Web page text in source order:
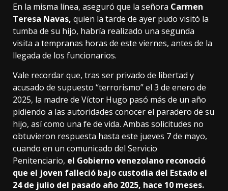
En la misma línea, aseguró que la señora Carmen
Teresa Navas, quien la tarde de ayer pudo visitó la
tumba de su hijo, habría realizado una segunda
visita a tempranas horas de este viernes, antes de la
llegada de los funcionarios.
Vale recordar que, tras ser privado de libertad y
acusado de supuesto “terrorismo” el 3 de enero de
2025, la madre de Víctor Hugo pasó más de un año
pidiendo a las autoridades conocer el paradero de su
hijo, así como una fe de vida. Ambas solicitudes no
obtuvieron respuesta hasta este jueves 7 de mayo,
cuando en un comunicado del Servicio
Penitenciario, el Gobierno venezolano reconoció
que el joven falleció bajo custodia del Estado el
24 de julio del pasado año 2025, hace 10 meses.